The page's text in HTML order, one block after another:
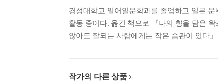
경성대학교 일어일문학과를 졸업하고 일본
활동 중이다. 옮긴 책으로 『나의 향을 담은
않아도 잘되는 사람에게는 작은 습관이 있다
작가의 다른 상품